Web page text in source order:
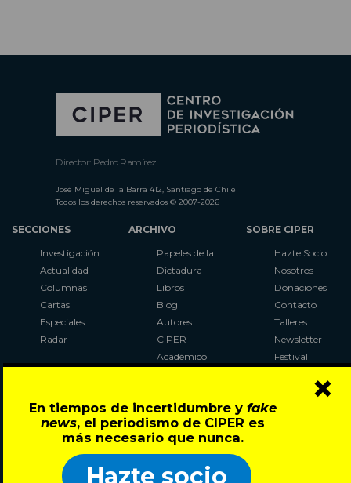
En tiempos de incertidumbre y fake
news, el periodismo de CIPER es
más necesario que nunca.
Hazte socio
×
Director: Pedro Ramírez
José Miguel de la Barra 412, Santiago de Chile
Todos los derechos reservados © 2007-2026
SECCIONES
Investigación
Actualidad
Columnas
Cartas
Especiales
Radar
ARCHIVO
Papeles de la
Dictadura
Libros
Blog
Autores
CIPER
Académico
Al Plebiscito
con CIPER
SOBRE CIPER
Hazte Socio
Nosotros
Donaciones
Contacto
Talleres
Newsletter
Festival